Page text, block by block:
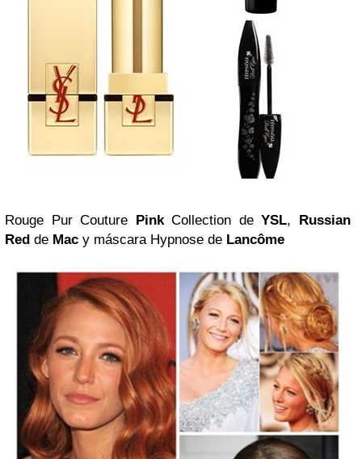
Rouge Pur Couture PinkCollection deYSL, Russian
Red de Mac y máscara Hypnose de Lancôme